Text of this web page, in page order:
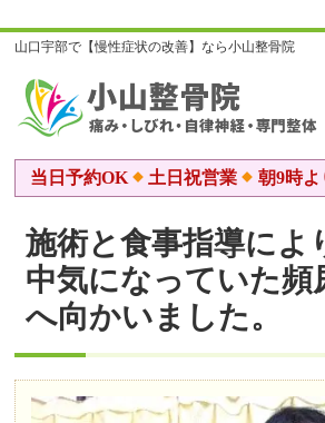
山口宇部で【慢性症状の改善】なら小山整骨院
当日予約OK 土日祝営業 朝9時よ
施術と食事指導によ
中気になっていた頻
へ向かいました。